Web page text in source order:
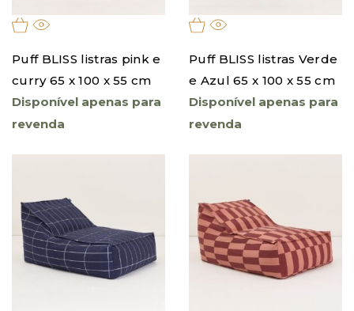
Puff BLISS listras pink e
curry 65 x 100 x 55 cm
Disponível apenas para
revenda
Puff BLISS listras Verde
e Azul 65 x 100 x 55 cm
Disponível apenas para
revenda